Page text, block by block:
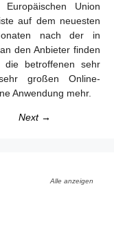
Union
auf dem neuesten
nach der in
den Anbieter finden
die betroffenen sehr
großen Online-
Anwendung mehr.
Next →
Alle anzeigen